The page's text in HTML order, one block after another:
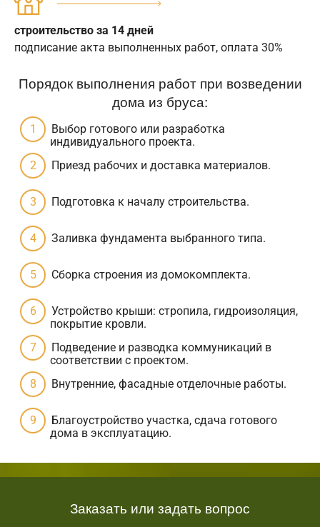
строительство за 14 дней
подписание акта выполненных работ, оплата 30%
Порядок выполнения работ при возведении
дома из бруса:
Выбор готового или разработка
индивидуального проекта.
Приезд рабочих и доставка материалов.
Подготовка к началу строительства.
Заливка фундамента выбранного типа.
Сборка строения из домокомплекта.
Устройство крыши: стропила, гидроизоляция,
покрытие кровли.
Подведение и разводка коммуникаций в
соответствии с проектом.
Внутренние, фасадные отделочные работы.
Благоустройство участка, сдача готового
дома в эксплуатацию.
Заказать или задать вопрос